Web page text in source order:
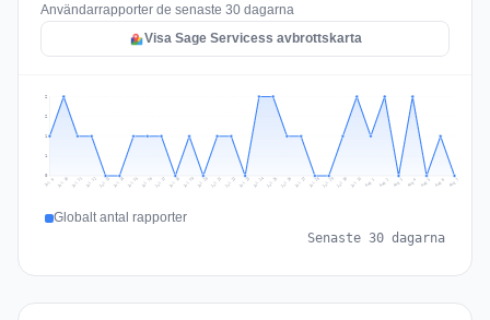
Användarrapporter de senaste 30 dagarna
Visa Sage Servicess avbrottskarta
1
1
2
2
Jul 9 Jul 10 Jul 11 Jul 12 Jul 13 Jul 14 Jul 15 Jul 16 Jul 17 Jul 18 Jul 19 Jul 20 Jul 21 Jul 22 Jul 23 Jul 24 Jul 25 Jul 26 Jul 27 Jul 28 Jul 29 Jul 30 Jul 31 Aug 1 Aug 2 Aug 3 Aug 4 Aug 5 Aug 6 Aug 7
Globalt antal rapporter
Senaste 30 dagarna